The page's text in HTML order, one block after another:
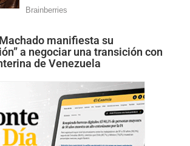
Machado manifiesta su
a negociar una transición con
de Venezuela